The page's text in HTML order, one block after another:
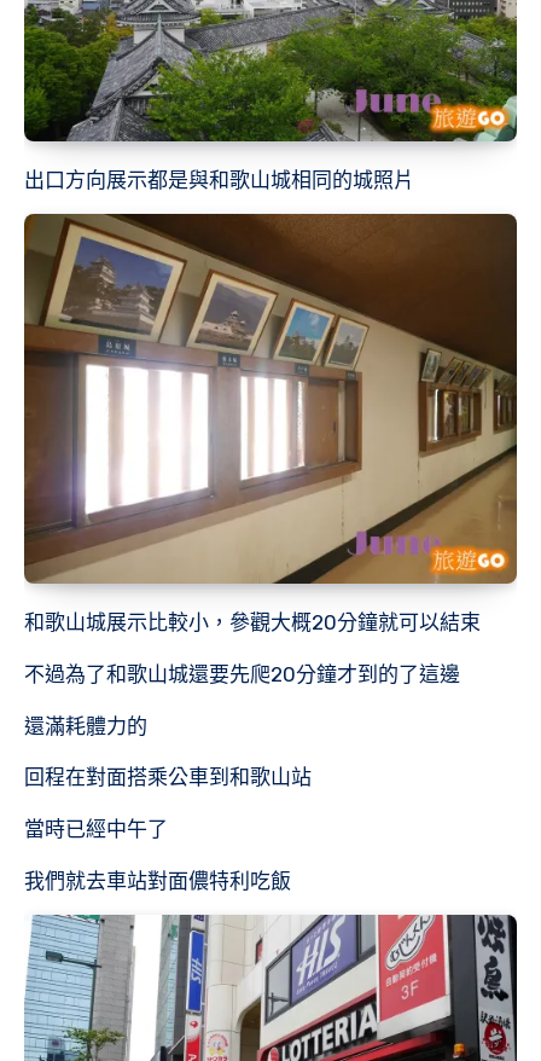
出口方向展示都是與和歌山城相同的城照片
和歌山城展示比較小，參觀大概20分鐘就可以結束
不過為了和歌山城還要先爬20分鐘才到的了這邊
還滿耗體力的
回程在對面搭乘公車到和歌山站
當時已經中午了
我們就去車站對面儂特利吃飯